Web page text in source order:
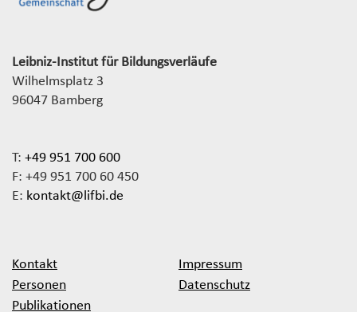
Leibniz-Institut für Bildungsverläufe
Wilhelmsplatz 3
96047 Bamberg
T: +49 951 700 600
F: +49 951 700 60 450
E: kontakt@lifbi.de
Kontakt
Personen
Publikationen
Impressum
Datenschutz